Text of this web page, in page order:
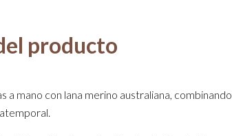
producto
a mano con lana merino australiana, combinando